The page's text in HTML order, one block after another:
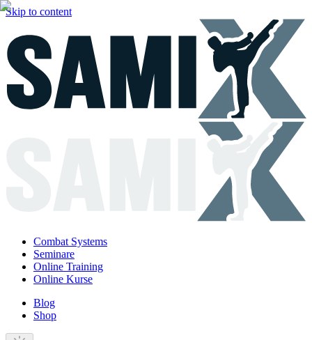
Skip to content
Combat Systems
Seminare
Online Training
Online Kurse
Blog
Shop